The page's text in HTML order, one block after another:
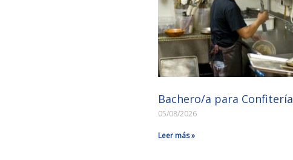
Bachero/a para Confitería
05/08/2026
Leer más »